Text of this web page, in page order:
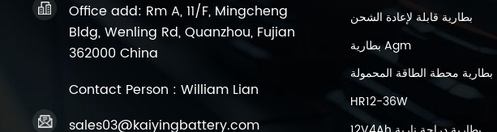
Office add: Rm A, 11/F, Mingcheng
Bldg, Wenling Rd, Quanzhou, Fujian
362000 China
Contact Person : William Lian
sales03@kaiyingbattery.com
بطارية قابلة لإعادة الشحن
بطارية Agm
بطارية محطة الطاقة المحمولة
HR12-36W